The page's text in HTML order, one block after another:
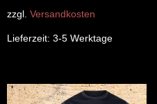
zzgl.Versandkosten
Lieferzeit:3-5 Werktage